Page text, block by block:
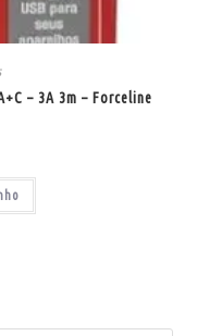
– 3A 3m – Forceline